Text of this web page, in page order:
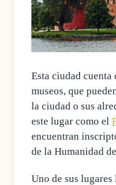
Esta ciudad
museos, que
la ciudad o sus
este lugar como el
encuentran
de la Humanidad
Uno de sus